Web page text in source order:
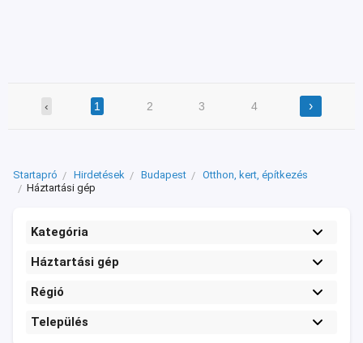
‹ 1 2 3 4 ›
Startapró Hirdetések Budapest
Otthon, kert, építkezés
Háztartási gép
Kategória
Háztartási gép
Régió
Település